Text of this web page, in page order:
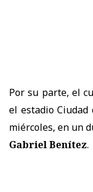
Por su parte, el
el estadio Ciudad
miércoles, en un
Gabriel Benítez.